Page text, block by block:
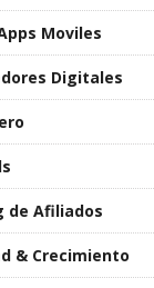
Moviles
Digitales
de Afiliados
& Crecimiento